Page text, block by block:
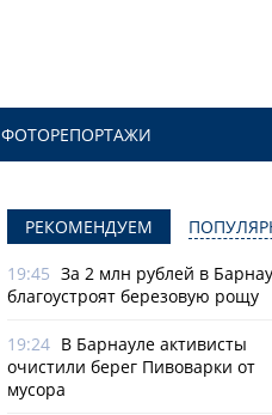
ФОТОРЕПОРТАЖИ
РЕКОМЕНДУЕМ
19:45 За 2 млн рублей в
благоустроят березовую рощу
19:24 В Барнауле активисты
очистили берег Пивоварки от
мусора